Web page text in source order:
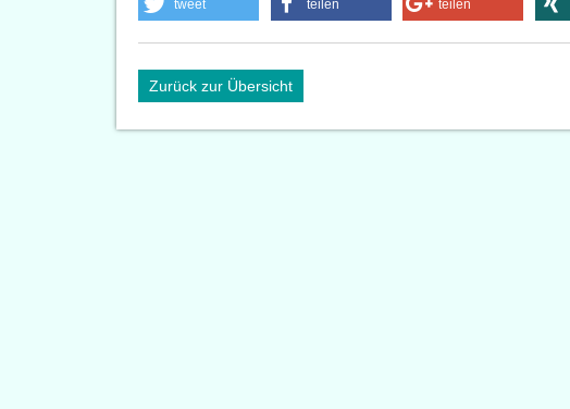
tweet teilen teilen
Zurück zur Übersicht